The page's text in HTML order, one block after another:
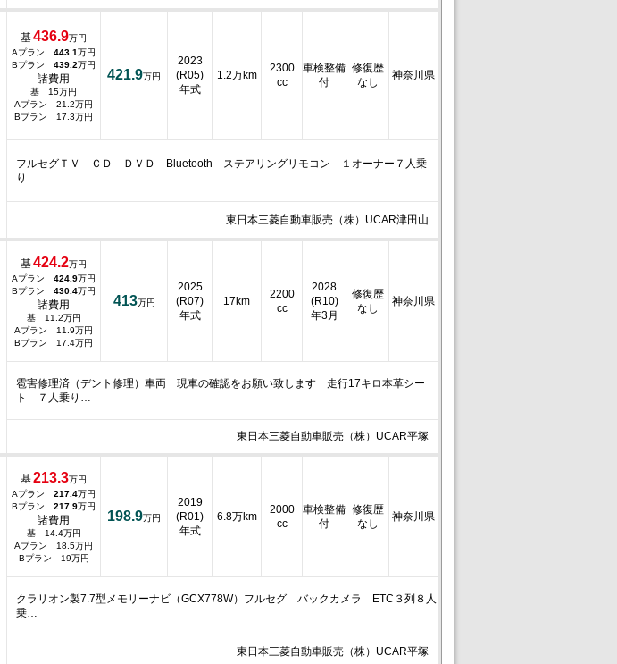
基436.9万円
Aプラン 443.1万円
Bプラン 439.2万円
諸費用
基 15万円
Aプラン 21.2万円
Bプラン 17.3万円
421.9万円
2023
(R05)
年式
1.2万km
2300
cc
車検整備
付
修復歴
なし
神奈川県
フルセグＴＶ ＣＤ ＤＶＤ Bluetooth ステアリングリモコン １オーナー７人乗
り …
東日本三菱自動車販売（株）UCAR津田山
基424.2万円
Aプラン 424.9万円
Bプラン 430.4万円
諸費用
基 11.2万円
Aプラン 11.9万円
Bプラン 17.4万円
413万円
2025
(R07)
年式
17km
2200
cc
2028
(R10)
年3月
修復歴
なし
神奈川県
雹害修理済（デント修理）車両 現車の確認をお願い致します 走行17キロ本革シー
ト ７人乗り…
東日本三菱自動車販売（株）UCAR平塚
基213.3万円
Aプラン 217.4万円
Bプラン 217.9万円
諸費用
基 14.4万円
Aプラン 18.5万円
Bプラン 19万円
198.9万円
2019
(R01)
年式
6.8万km
2000
cc
車検整備
付
修復歴
なし
神奈川県
クラリオン製7.7型メモリーナビ（GCX778W）フルセグ バックカメラ ETC３列８人
乗…
東日本三菱自動車販売（株）UCAR平塚